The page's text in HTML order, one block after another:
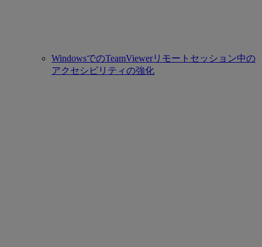
WindowsでのTeamViewerリモートセッション中の
アクセシビリティの強化